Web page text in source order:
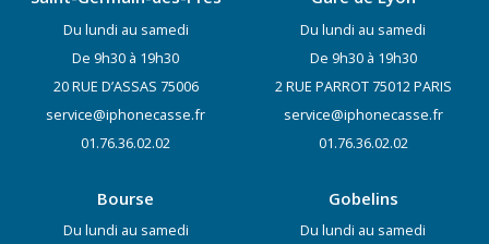
Du lundi au samedi
De 9h30 à 19h30
20 RUE D’ASSAS 75006
service@iphonecasse.fr
01.76.36.02.02
Du lundi au samedi
De 9h30 à 19h30
2 RUE PARROT 75012 PARIS
service@iphonecasse.fr
01.76.36.02.02
Bourse
Du lundi au samedi
Gobelins
Du lundi au samedi